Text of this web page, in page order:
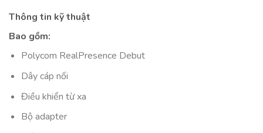
Thông tin kỹ thuật
Bao gồm:
Polycom RealPresence Debut
Dây cáp nối
Điều khiển từ xa
Bộ adapter